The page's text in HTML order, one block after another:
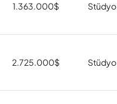
1.363.000$ Stüdyo
2.725.000$ Stüdyo